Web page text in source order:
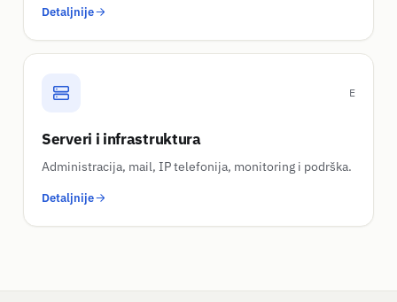
Detaljnije
E
Serveri i infrastruktura
Administracija, mail, IP telefonija, monitoring i podrška.
Detaljnije